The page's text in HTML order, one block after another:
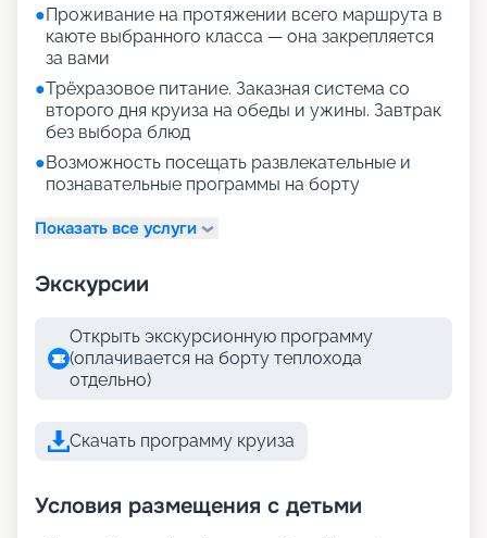
●Проживание на протяжении всего маршрута в
каюте выбранного класса — она закрепляется
за вами
●Трёхразовое питание. Заказная система со
второго дня круиза на обеды и ужины. Завтрак
без выбора блюд
●Возможность посещать развлекательные и
познавательные программы на борту
Показать все услуги
Экскурсии
Открыть экскурсионную программу
(оплачивается на борту теплохода
отдельно)
Скачать программу круиза
Условия размещения с детьми